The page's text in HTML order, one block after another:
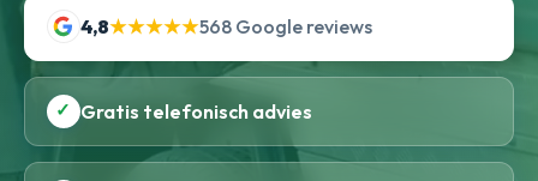
4,8★★★★★568 Google reviews
✓ Gratis telefonisch advies